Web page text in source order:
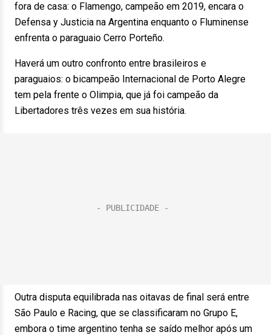
fora de casa: o Flamengo, campeão em 2019, encara o
Defensa y Justicia na Argentina enquanto o Fluminense
enfrenta o paraguaio Cerro Porteño.
Haverá um outro confronto entre brasileiros e
paraguaios: o bicampeão Internacional de Porto Alegre
tem pela frente o Olimpia, que já foi campeão da
Libertadores três vezes em sua história.
Outra disputa equilibrada nas oitavas de final será entre
São Paulo e Racing, que se classificaram no Grupo E,
embora o time argentino tenha se saído melhor após um